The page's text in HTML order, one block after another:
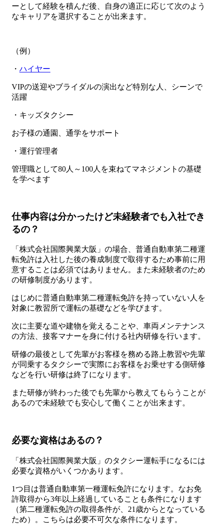
ーとして経験を積んだ後、自身の適正に応じて次のよう
なキャリアを選択することが出来ます。
（例）
・ ハイヤー
VIPの送迎やブライダルの演出など特別な人、シーンで
活躍
・キッズタクシー
お子様の通園、通学をサポート
・運行管理者
管理職として80人～100人を束ねてマネジメントの基礎
を学べます
仕事内容は分かったけど未経験者でも入社でき
るの？
「株式会社国際興業大阪」の場合、普通自動車第二種運
転免許は入社した後の養成制度で取得するため事前に用
意することは必須ではありません。また未経験者のため
の研修制度があります。
はじめに普通自動車第二種運転免許を持っていない人を
対象に教習所で運転の基礎などを学びます。
次に主要な道や建物を覚えることや、車両メンテナンス
の方法、接客マナーを身に付ける社内研修を行います。
研修の最後として先輩がお客様を務める路上教習や先輩
が同乗するタクシーで実際にお客様をお乗せする側研修
などを行い研修は終了になります。
また研修が終わった後でも先輩から教えてもらうことが
あるので未経験でも安心して働くことが出来ます。
必要な資格はあるの？
「株式会社国際興業大阪」のタクシー運転手になるには
必要な資格がいくつかあります。
1つ目は普通自動車第一種運転免許になります。なお免
許取得から3年以上経過していることも条件になります
（第二種運転免許の取得条件が、21歳からとなっている
ため）。こちらは必要不可欠な条件になります。